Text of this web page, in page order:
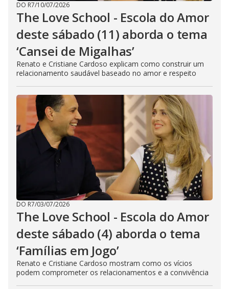
DO R7/10/07/2026
The Love School - Escola do Amor
deste sábado (11) aborda o tema
‘Cansei de Migalhas’
Renato e Cristiane Cardoso explicam como construir um
relacionamento saudável baseado no amor e respeito
DO R7/03/07/2026
The Love School - Escola do Amor
deste sábado (4) aborda o tema
‘Famílias em Jogo’
Renato e Cristiane Cardoso mostram como os vícios
podem comprometer os relacionamentos e a convivência